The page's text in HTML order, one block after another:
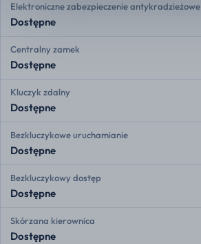
Elektroniczne zabezpieczenie antykradzieżowe
Dostępne
Centralny zamek
Dostępne
Kluczyk zdalny
Dostępne
Bezkluczykowe uruchamianie
Dostępne
Bezkluczykowy dostęp
Dostępne
Skórzana kierownica
Dostępne